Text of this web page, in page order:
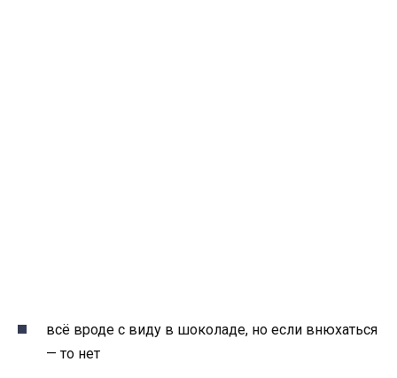
всё вроде с виду в шоколаде, но если внюхаться
— то нет